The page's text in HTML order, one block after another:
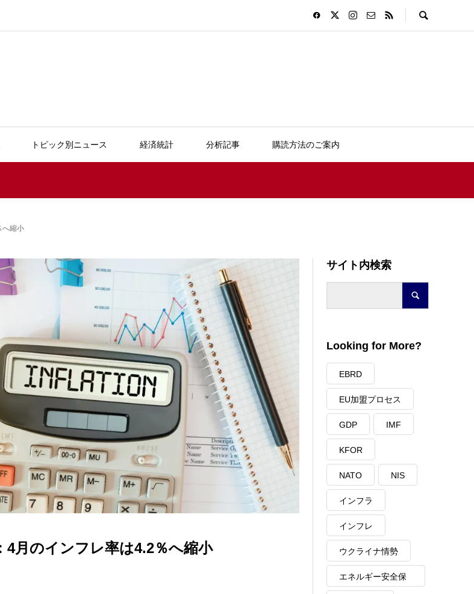
トピック別ニュース 経済統計 分析記事 購読方法のご案内
へ縮小
4月のインフレ率は4.2％へ縮小
サイト内検索
Looking for More?
EBRD
EU加盟プロセス
GDP IMF
KFOR
NATO NIS
インフラ
インフレ
ウクライナ情勢
エネルギー安全保